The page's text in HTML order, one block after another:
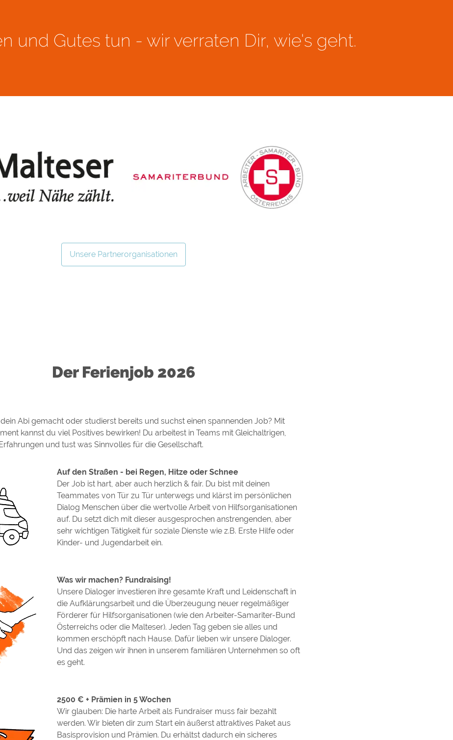
und Gutes tun - wir verraten Dir, wie's geht.
Unsere Partnerorganisationen
Der Ferienjob 2026
Abi gemacht oder studierst bereits und suchst einen spannenden Job? Mit
kannst du viel Positives bewirken! Du arbeitest in Teams mit Gleichaltrigen,
und tust was Sinnvolles für die Gesellschaft.
Auf den Straßen - bei Regen, Hitze oder Schnee
Der Job ist hart, aber auch herzlich & fair. Du bist mit deinen
Teammates von Tür zu Tür unterwegs und klärst im persönlichen
Dialog Menschen über die wertvolle Arbeit von Hilfsorganisationen
auf. Du setzt dich mit dieser ausgesprochen anstrengenden, aber
sehr wichtigen Tätigkeit für soziale Dienste wie z.B. Erste Hilfe oder
Kinder- und Jugendarbeit ein.
Was wir machen? Fundraising!
Unsere Dialoger investieren ihre gesamte Kraft und Leidenschaft in
die Aufklärungsarbeit und die Überzeugung neuer regelmäßiger
Förderer für Hilfsorganisationen (wie den Arbeiter-Samariter-Bund
Österreichs oder die Malteser). Jeden Tag geben sie alles und
kommen erschöpft nach Hause. Dafür lieben wir unsere Dialoger.
Und das zeigen wir ihnen in unserem familiären Unternehmen so oft
es geht.
2500 € + Prämien in 5 Wochen
Wir glauben: Die harte Arbeit als Fundraiser muss fair bezahlt
werden. Wir bieten dir zum Start ein äußerst attraktives Paket aus
Basisprovision und Prämien. Du erhältst dadurch ein sicheres